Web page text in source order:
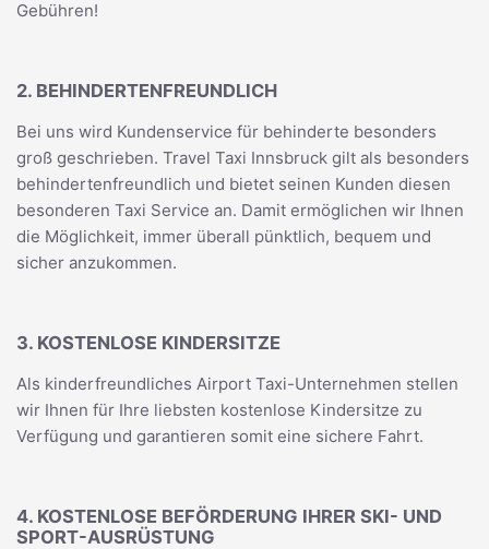
Gebühren!
2. BEHINDERTENFREUNDLICH
Bei uns wird Kundenservice für behinderte besonders
groß geschrieben. Travel Taxi Innsbruck gilt als besonders
behindertenfreundlich und bietet seinen Kunden diesen
besonderen Taxi Service an. Damit ermöglichen wir Ihnen
die Möglichkeit, immer überall pünktlich, bequem und
sicher anzukommen.
3. KOSTENLOSE KINDERSITZE
Als kinderfreundliches Airport Taxi-Unternehmen stellen
wir Ihnen für Ihre liebsten kostenlose Kindersitze zu
Verfügung und garantieren somit eine sichere Fahrt.
4. KOSTENLOSE BEFÖRDERUNG IHRER SKI- UND
SPORT-AUSRÜSTUNG